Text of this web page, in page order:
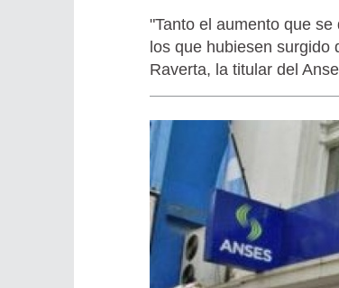
"Tanto el aumento que
los que hubiesen surgido
Raverta, la titular del